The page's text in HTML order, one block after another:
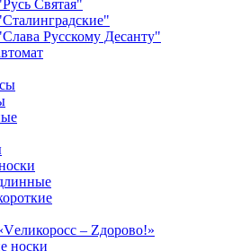
Святая"
Русскому Десанту"
– Zдорово!»
носки